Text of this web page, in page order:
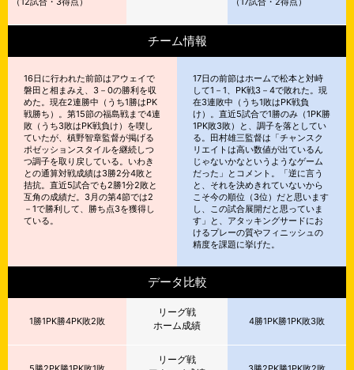
チーム情報
16日に行われた前節はアウェイで
磐田と相まみえ、3－0の勝利を収
めた。現在2連勝中（うち1勝はPK
戦勝ち）。第15節の福島戦まで4連
敗（うち3敗はPK戦負け）を喫し
ていたが、槙野智章監督が掲げる
ポゼッションスタイルを継続しつ
つ調子を取り戻している。いわき
との通算対戦成績は3勝2分4敗と
拮抗。直近5試合でも2勝1分2敗と
互角の成績だ。3月の第4節では2
－1で勝利して、勝ち点3を獲得し
ている。
17日の前節はホームで松本と対峙
して1－1、PK戦3－4で敗れた。現
在3連敗中（うち1敗はPK戦負
け）。直近5試合で1勝のみ（1PK勝
1PK敗3敗）と、調子を落としてい
る。田村雄三監督は「チャンスク
リエイトは高い数値が出ているん
じゃないかなというようなゲーム
だった」とコメント。「逆に言う
と、それを決めきれていないから
こそ今の順位（3位）だと思います
し、この試合展開だと思っていま
す」と、アタッキングサードにお
けるプレーの質やフィニッシュの
精度を課題に挙げた。
データ比較
1勝1PK勝4PK敗2敗
リーグ戦
ホーム成績
4勝1PK勝1PK敗3敗
リーグ戦